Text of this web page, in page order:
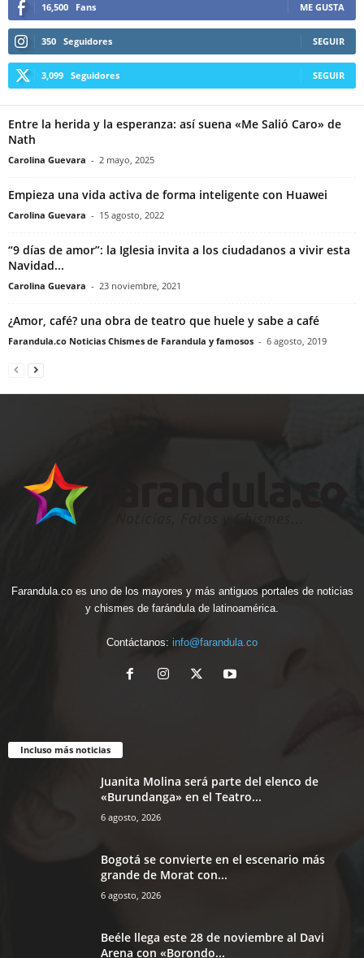
16,500 Fans ME GUSTA
350 Seguidores SEGUIR
3,099 Seguidores SEGUIR
Entre la herida y la esperanza: así suena «Me Salió Caro» de
Nath
Carolina Guevara - 2 mayo, 2025
Empieza una vida activa de forma inteligente con Huawei
Carolina Guevara - 15 agosto, 2022
“9 días de amor”: la Iglesia invita a los ciudadanos a vivir esta
Navidad...
Carolina Guevara - 23 noviembre, 2021
¿Amor, café? una obra de teatro que huele y sabe a café
Farandula.co Noticias Chismes de Farandula y famosos - 6 agosto, 2019
Farandula.co es uno de los mayores y más antiguos portales de noticias
y chismes de farándula de latinoamérica.
Contáctanos: info@farandula.co
Incluso más noticias
Juanita Molina será parte del elenco de
«Burundanga» en el Teatro...
6 agosto, 2026
Bogotá se convierte en el escenario más
grande de Morat con...
6 agosto, 2026
Beéle llega este 28 de noviembre al Davi
Arena con «Borondo...